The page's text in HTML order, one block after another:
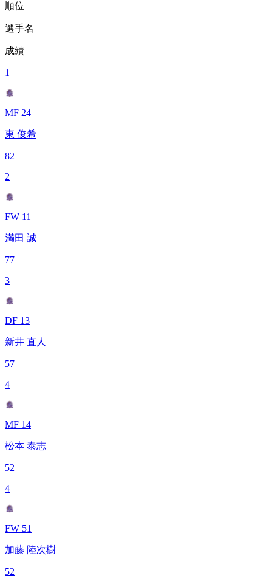
順位
選手名
成績
1
MF 24
東 俊希
82
2
FW 11
満田 誠
77
3
DF 13
新井 直人
57
4
MF 14
松本 泰志
52
4
FW 51
加藤 陸次樹
52